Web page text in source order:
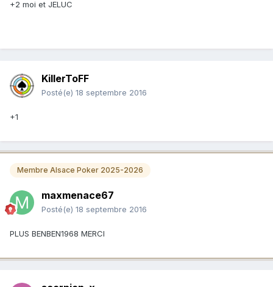
+2 moi et JELUC
KillerToFF
Posté(e) 18 septembre 2016
+1
Membre Alsace Poker 2025-2026
maxmenace67
Posté(e) 18 septembre 2016
PLUS BENBEN1968 MERCI